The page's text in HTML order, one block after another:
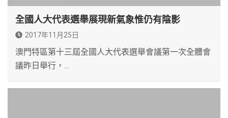
全國人大代表選舉展現新氣象惟仍有陰影
2017年11月25日
澳門特區第十三屆全國人大代表選舉會議第一次全體會
議昨日舉行，…